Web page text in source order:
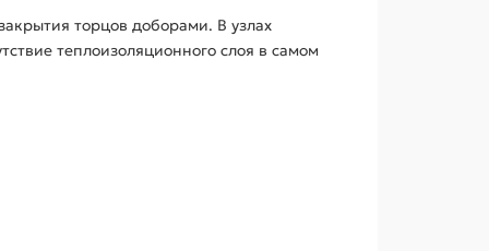
торцов доборами. В узлах
теплоизоляционного слоя в самом